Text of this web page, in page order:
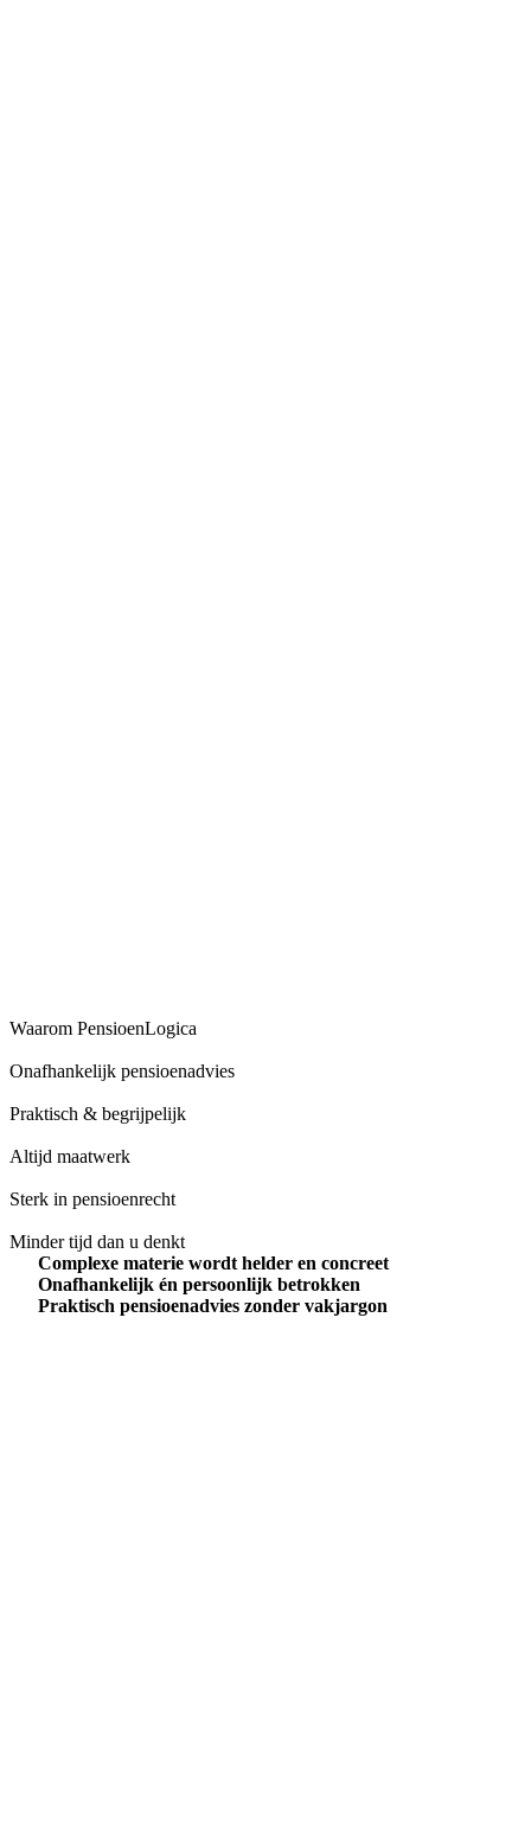
Waarom PensioenLogica
Onafhankelijk pensioenadvies
Praktisch & begrijpelijk
Altijd maatwerk
Sterk in pensioenrecht
Minder tijd dan u denkt
Complexe materie wordt helder en concreet
Onafhankelijk én persoonlijk betrokken
Praktisch pensioenadvies zonder vakjargon